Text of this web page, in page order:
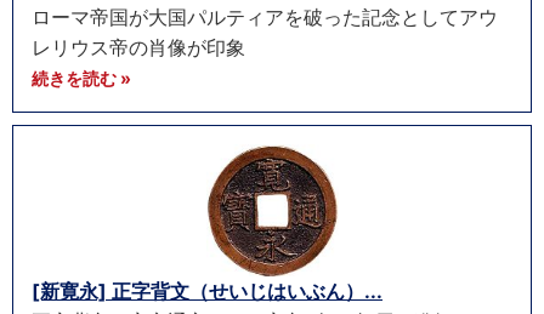
ローマ帝国が大国パルティアを破った記念としてアウ
レリウス帝の肖像が印象
続きを読む »
[新寛永] 正字背文（せいじはいぶん）...